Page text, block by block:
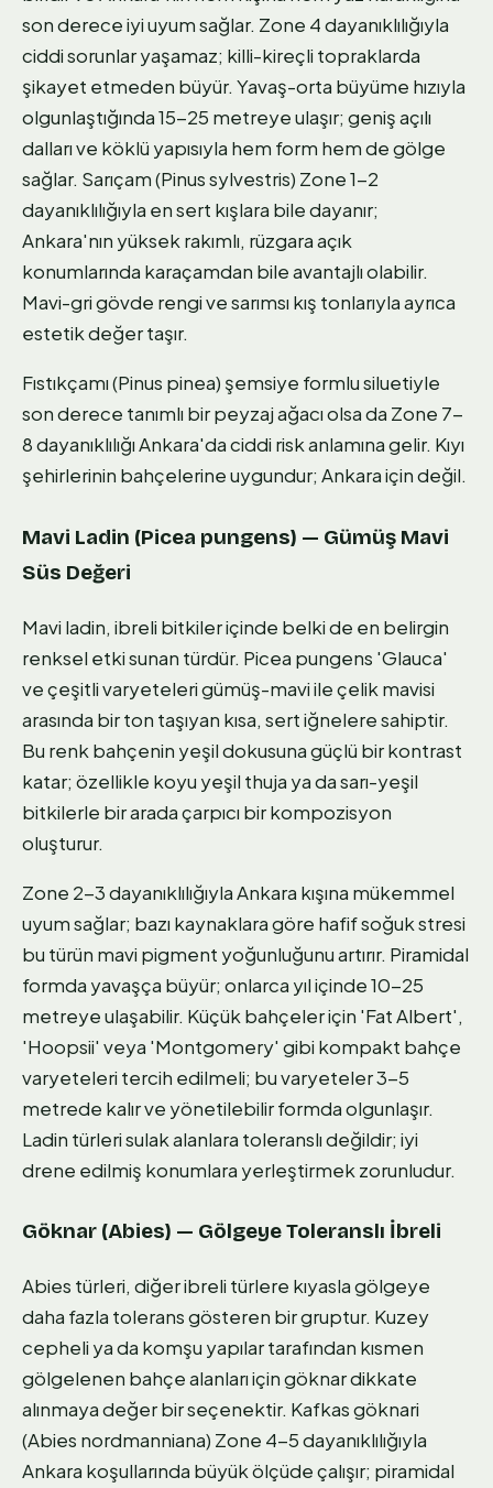
son derece iyi uyum sağlar. Zone 4 dayanıklılığıyla
ciddi sorunlar yaşamaz; killi-kireçli topraklarda
şikayet etmeden büyür. Yavaş-orta büyüme hızıyla
olgunlaştığında 15-25 metreye ulaşır; geniş açılı
dalları ve köklü yapısıyla hem form hem de gölge
sağlar. Sarıçam (Pinus sylvestris) Zone 1-2
dayanıklılığıyla en sert kışlara bile dayanır;
Ankara'nın yüksek rakımlı, rüzgara açık
konumlarında karaçamdan bile avantajlı olabilir.
Mavi-gri gövde rengi ve sarımsı kış tonlarıyla ayrıca
estetik değer taşır.
Fıstıkçamı (Pinus pinea) şemsiye formlu siluetiyle
son derece tanımlı bir peyzaj ağacı olsa da Zone 7-
8 dayanıklılığı Ankara'da ciddi risk anlamına gelir. Kıyı
şehirlerinin bahçelerine uygundur; Ankara için değil.
Mavi Ladin (Picea pungens) — Gümüş Mavi
Süs Değeri
Mavi ladin, ibreli bitkiler içinde belki de en belirgin
renksel etki sunan türdür. Picea pungens 'Glauca'
ve çeşitli varyeteleri gümüş-mavi ile çelik mavisi
arasında bir ton taşıyan kısa, sert iğnelere sahiptir.
Bu renk bahçenin yeşil dokusuna güçlü bir kontrast
katar; özellikle koyu yeşil thuja ya da sarı-yeşil
bitkilerle bir arada çarpıcı bir kompozisyon
oluşturur.
Zone 2-3 dayanıklılığıyla Ankara kışına mükemmel
uyum sağlar; bazı kaynaklara göre hafif soğuk stresi
bu türün mavi pigment yoğunluğunu artırır. Piramidal
formda yavaşça büyür; onlarca yıl içinde 10-25
metreye ulaşabilir. Küçük bahçeler için 'Fat Albert',
'Hoopsii' veya 'Montgomery' gibi kompakt bahçe
varyeteleri tercih edilmeli; bu varyeteler 3-5
metrede kalır ve yönetilebilir formda olgunlaşır.
Ladin türleri sulak alanlara toleranslı değildir; iyi
drene edilmiş konumlara yerleştirmek zorunludur.
Göknar (Abies) — Gölgeye Toleranslı İbreli
Abies türleri, diğer ibreli türlere kıyasla gölgeye
daha fazla tolerans gösteren bir gruptur. Kuzey
cepheli ya da komşu yapılar tarafından kısmen
gölgelenen bahçe alanları için göknar dikkate
alınmaya değer bir seçenektir. Kafkas göknari
(Abies nordmanniana) Zone 4-5 dayanıklılığıyla
Ankara koşullarında büyük ölçüde çalışır; piramidal